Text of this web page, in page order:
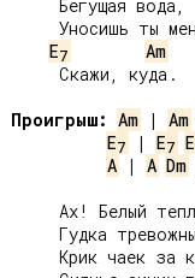
E7
Am
Проигрыш: Am | Am
E7 | E7 E
A | A Dm